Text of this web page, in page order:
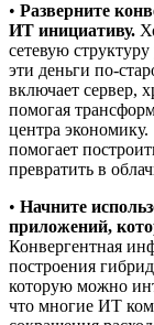
• Разверните
ИТ инициативу.
сетевую
эти деньги по-
включает сервер,
помогая
центра
помогает
превратить в
• Начните
приложений,
Конвергентная
построения
которую можно
что многие ИТ